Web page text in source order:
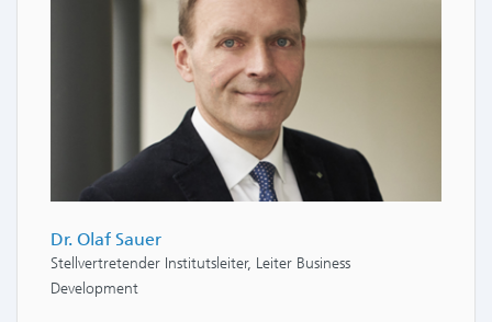
Dr. Olaf Sauer
Stellvertretender Institutsleiter, Leiter Business
Development